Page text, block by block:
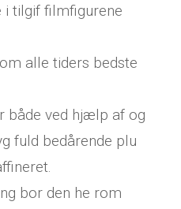
i tilgif filmfigurene
alle tiders bedste
både ved hjælp af og
fuld bedårende plu
bor den he rom